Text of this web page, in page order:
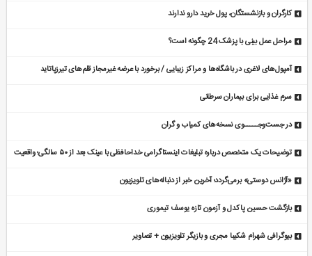
کارگران و بازنشستگان، پول خرید دارو ندارند
مراحل عمل بینی با پزشک 24 چگونه است؟
آمپول‌های لاغری در باشگاه‌ها و مراکز زیبایی / برخورد با عرضه غیرمجاز قلم‌های تیرزپاتاید
سرم غذایی برای بیماران سرطانی
در جست‌وجـــــوی نسخه‌های کمیاب و گران
توضیحات یک متخصص درباره تبلیغات اینستاگرامی خداحافظی با عینک بعد از ۵۰ سالگی؛ واقعیت
«آژانس دوستی» برمی‌گردد؛ آخرین خبر از دنباله‌های تلویزیون
بازگشت حسین پاکدل و آزمون تازه یوسف تیموری
بیوگرافی شهرام شکیبا مجری و بازیگر تلویزیون + تصاویر